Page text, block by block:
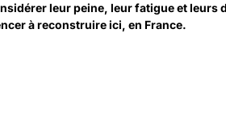
leur peine, leur fatigue et leurs
à reconstruire ici, en France.